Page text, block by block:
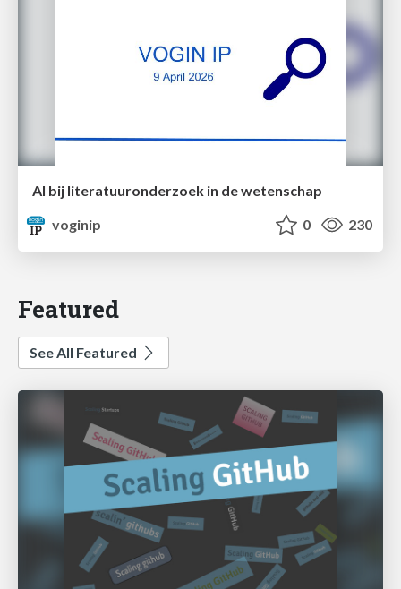
AI bij literatuuronderzoek in de wetenschap
voginip
0 230
Featured
See All Featured